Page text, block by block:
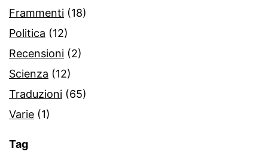
Frammenti (18)
Politica (12)
Recensioni (2)
Scienza (12)
Traduzioni (65)
Varie (1)
Tag